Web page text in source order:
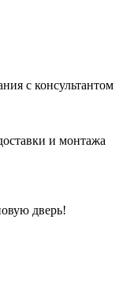
с консультантом
и монтажа
дверь!